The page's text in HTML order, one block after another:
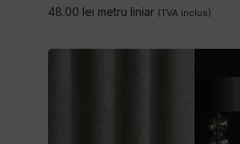
48.00 lei metru liniar (TVA inclus)